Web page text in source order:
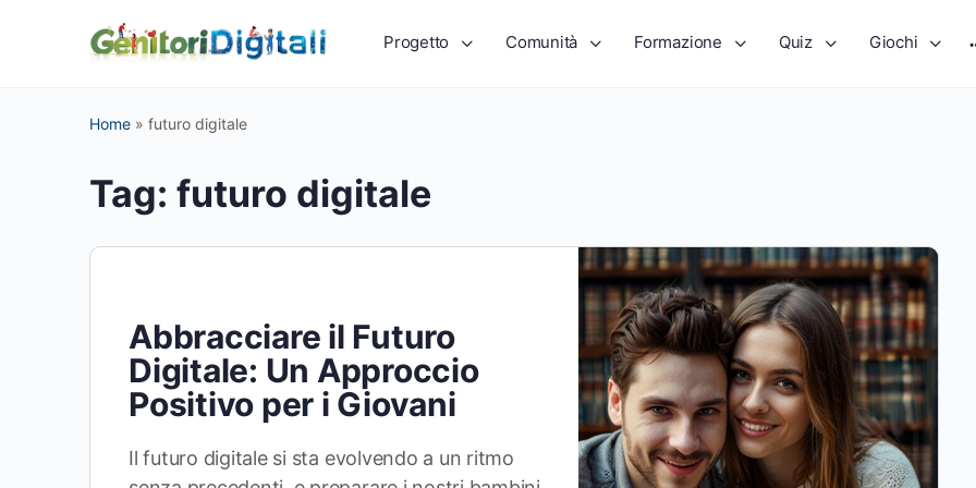
Progetto Comunità Formazione Quiz Giochi
Home » futuro digitale
Tag: futuro digitale
Abbracciare il Futuro
Digitale: Un Approccio
Positivo per i Giovani
Il futuro digitale si sta evolvendo a un ritmo